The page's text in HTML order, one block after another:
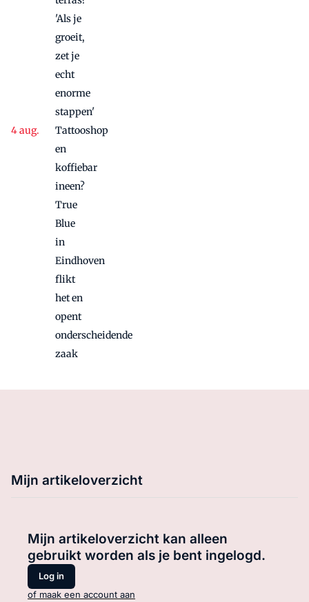
'Als je
groeit,
zet je
echt
enorme
stappen'
Tattooshop
en
koffiebar
ineen?
True
Blue
in
Eindhoven
flikt
het en
opent
onderscheidende
zaak
Mijn artikeloverzicht
Mijn artikeloverzicht kan alleen
gebruikt worden als je bent ingelogd.
Log in
of maak een account aan